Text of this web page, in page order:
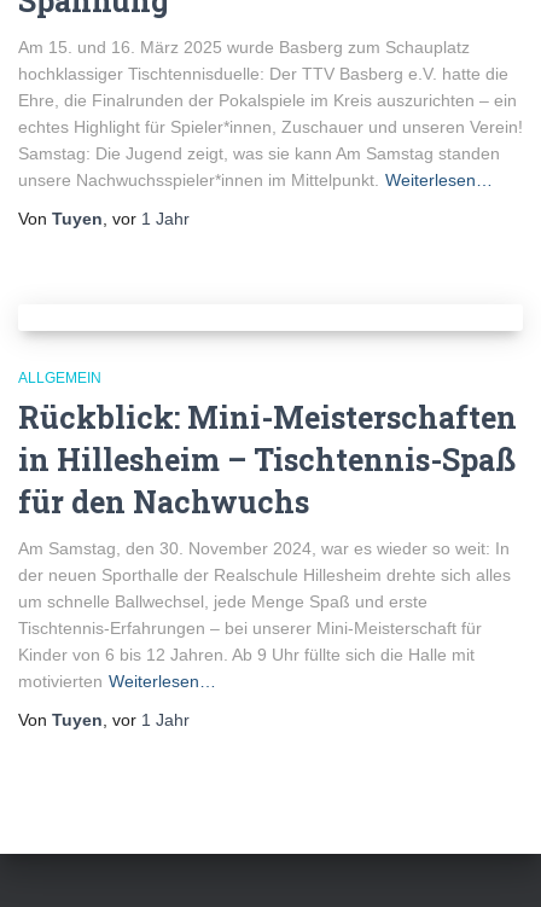
Am 15. und 16. März 2025 wurde Basberg zum Schauplatz
hochklassiger Tischtennisduelle: Der TTV Basberg e.V. hatte die
Ehre, die Finalrunden der Pokalspiele im Kreis auszurichten – ein
echtes Highlight für Spieler*innen, Zuschauer und unseren Verein!
Samstag: Die Jugend zeigt, was sie kann Am Samstag standen
unsere Nachwuchsspieler*innen im Mittelpunkt. Weiterlesen…
Von Tuyen , vor 1 Jahr
ALLGEMEIN
Rückblick: Mini-Meisterschaften
in Hillesheim – Tischtennis-Spaß
für den Nachwuchs
Am Samstag, den 30. November 2024, war es wieder so weit: In
der neuen Sporthalle der Realschule Hillesheim drehte sich alles
um schnelle Ballwechsel, jede Menge Spaß und erste
Tischtennis-Erfahrungen – bei unserer Mini-Meisterschaft für
Kinder von 6 bis 12 Jahren. Ab 9 Uhr füllte sich die Halle mit
motivierten Weiterlesen…
Von Tuyen , vor 1 Jahr